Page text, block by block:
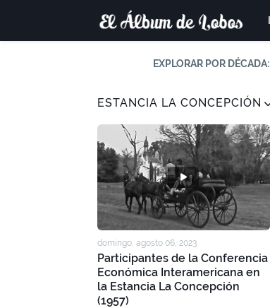
EXPLORAR POR DÉCADA:
ESTANCIA LA CONCEPCIÓN
domingo, agosto 06, 2023
Participantes de la Conferencia
Económica Interamericana en
la Estancia La Concepción
(1957)